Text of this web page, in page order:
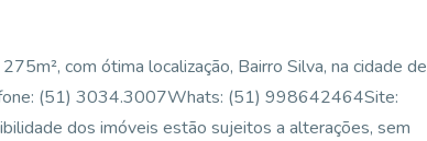
com ótima localização, Bairro Silva, na cidade de
(51) 3034.3007Whats: (51) 998642464Site:
dos imóveis estão sujeitos a alterações, sem